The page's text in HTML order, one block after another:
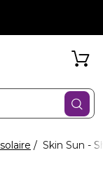
Skin Sun -